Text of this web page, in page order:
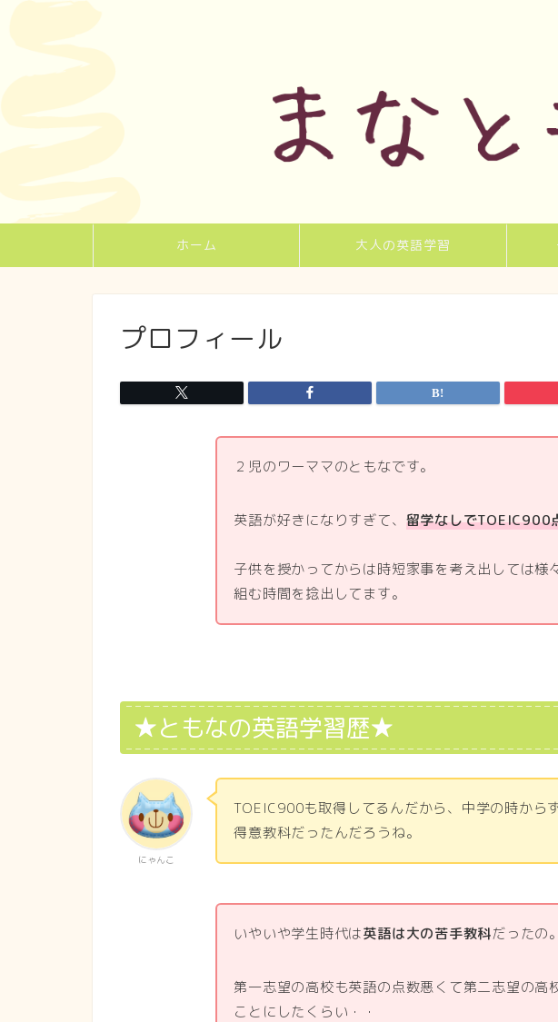
ホーム 大人の英語学習
プロフィール
２児のワーママのともなです。
英語が好きになりすぎて、 留学なしでTOEIC900
子供を授かってからは時短家事を考え出しては様
組む時間を捻出してます。
★ともなの英語学習歴★
にゃんこ
TOEIC900も取得してるんだから、中学の時から
得意教科だったんだろうね。
いやいや学生時代は英語は大の苦手教科だったの。
第一志望の高校も英語の点数悪くて第二志望の高
ことにしたくらい・・